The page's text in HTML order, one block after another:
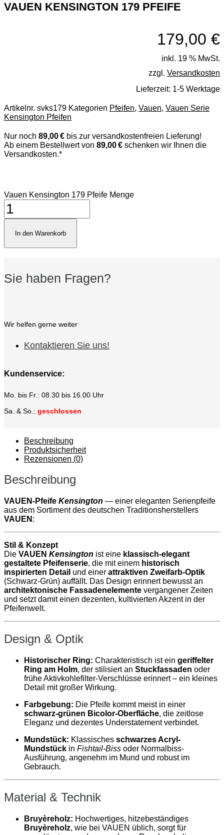
VAUEN KENSINGTON 179 PFEIFE
179,00 €
inkl. 19 % MwSt.
zzgl. Versandkosten
Lieferzeit: 1-5 Werktage
Artikelnr. svks179 Kategorien Pfeifen, Vauen, Vauen Serie
Kensington Pfeifen
Nur noch 89,00 € bis zur versandkostenfreien Lieferung!
Ab einem Bestellwert von 89,00 € schenken wir Ihnen die
Versandkosten.*
Vauen Kensington 179 Pfeife Menge
In den Warenkorb
Sie haben Fragen?
Wir helfen gerne weiter
Kontaktieren Sie uns!
Kundenservice:
Mo. bis Fr.: 08.30 bis 16.00 Uhr
Sa. & So.: geschlossen
Beschreibung
Produktsicherheit
Rezensionen (0)
Beschreibung
VAUEN-Pfeife Kensington — einer eleganten Serienpfeife
aus dem Sortiment des deutschen Traditionsherstellers
VAUEN :
Stil & Konzept
Die VAUEN Kensington ist eine klassisch-elegant
gestaltete Pfeifenserie, die mit einem historisch
inspirierten Detail und einer attraktiven Zweifarb-Optik
(Schwarz-Grün) auffällt. Das Design erinnert bewusst an
architektonische Fassadenelemente vergangener Zeiten
und setzt damit einen dezenten, kultivierten Akzent in der
Pfeifenwelt.
Design & Optik
Historischer Ring: Charakteristisch ist ein geriffelter
Ring am Holm, der stilisiert an Stuckfassaden oder
frühe Aktivkohlefilter-Verschlüsse erinnert – ein kleines
Detail mit großer Wirkung.
Farbgebung: Die Pfeife kommt meist in einer
schwarz-grünen Bicolor-Oberfläche, die zeitlose
Eleganz und dezentes Understatement verbindet.
Mundstück: Klassisches schwarzes Acryl-
Mundstück in Fishtail-Biss oder Normalbiss-
Ausführung, angenehm im Mund und robust im
Gebrauch.
Material & Technik
Bruyèreholz: Hochwertiges, hitzebeständiges
Bruyèreholz, wie bei VAUEN üblich, sorgt für